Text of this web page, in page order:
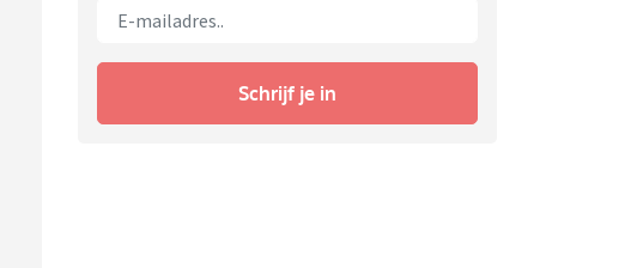
Schrijf je in